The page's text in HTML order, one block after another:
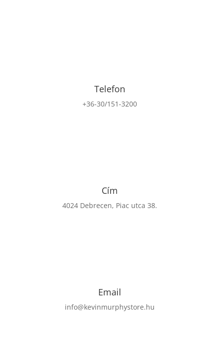
Telefon
+36-30/151-3200
Cím
4024 Debrecen, Piac utca 38.
Email
info@kevinmurphystore.hu